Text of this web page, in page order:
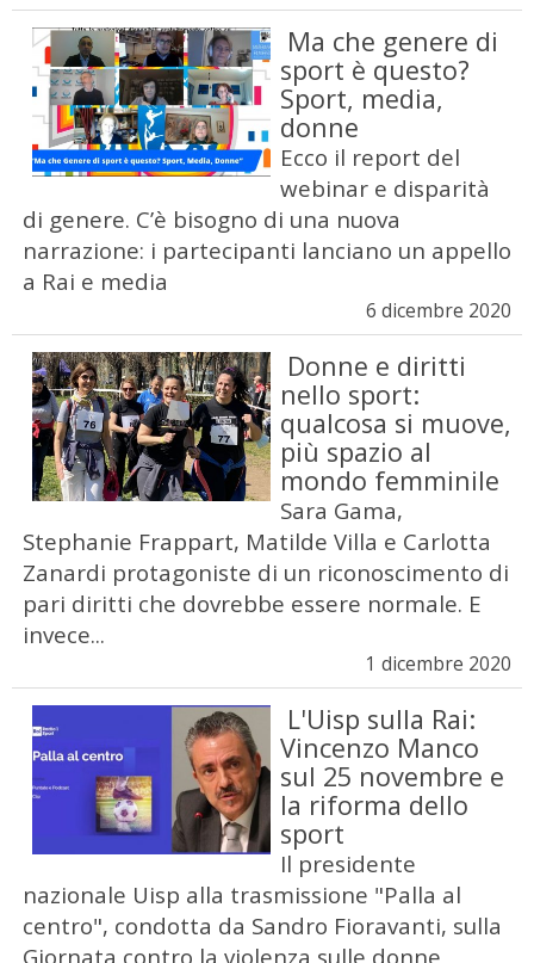
Ma che genere di
sport è questo?
Sport, media,
donne
Ecco il report del
webinar e disparità
di genere. C’è bisogno di una nuova
narrazione: i partecipanti lanciano un appello
a Rai e media
6 dicembre 2020
Donne e diritti
nello sport:
qualcosa si muove,
più spazio al
mondo femminile
Sara Gama,
Stephanie Frappart, Matilde Villa e Carlotta
Zanardi protagoniste di un riconoscimento di
pari diritti che dovrebbe essere normale. E
invece...
1 dicembre 2020
L'Uisp sulla Rai:
Vincenzo Manco
sul 25 novembre e
la riforma dello
sport
Il presidente
nazionale Uisp alla trasmissione "Palla al
centro", condotta da Sandro Fioravanti, sulla
Giornata contro la violenza sulle donne